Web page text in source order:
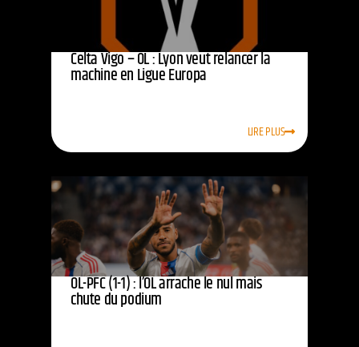
Celta Vigo – OL : Lyon veut relancer la
machine en Ligue Europa
LIRE PLUS
OL-PFC (1-1) : l’OL arrache le nul mais
chute du podium